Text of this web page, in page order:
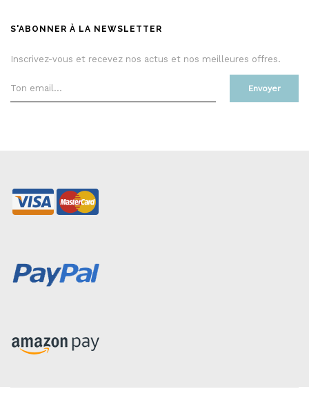
S'ABONNER À LA NEWSLETTER
Inscrivez-vous et recevez nos actus et nos meilleures offres.
Envoyer